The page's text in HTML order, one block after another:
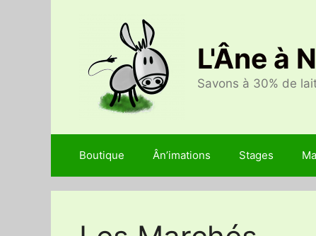
L'Âne à
Savons à 30% de
Boutique Ân’imations Stages